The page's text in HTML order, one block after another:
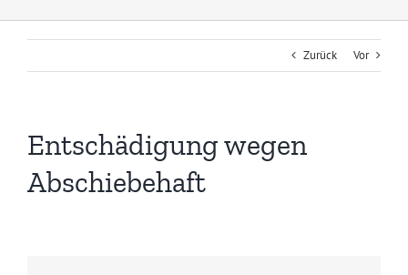
Zurück Vor
Entschädigung wegen
Abschiebehaft